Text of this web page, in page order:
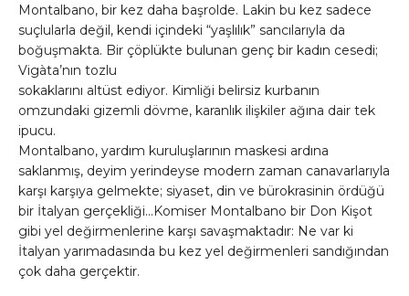
Montalbano, bir kez daha başrolde. Lakin bu kez sadece
suçlularla değil, kendi içindeki “yaşlılık” sancılarıyla da
boğuşmakta. Bir çöplükte bulunan genç bir kadın cesedi;
Vigàta’nın tozlu
sokaklarını altüst ediyor. Kimliği belirsiz kurbanın
omzundaki gizemli dövme, karanlık ilişkiler ağına dair tek
ipucu.
Montalbano, yardım kuruluşlarının maskesi ardına
saklanmış, deyim yerindeyse modern zaman canavarlarıyla
karşı karşıya gelmekte; siyaset, din ve bürokrasinin ördüğü
bir İtalyan gerçekliği…Komiser Montalbano bir Don Kişot
gibi yel değirmenlerine karşı savaşmaktadır: Ne var ki
İtalyan yarımadasında bu kez yel değirmenleri sandığından
çok daha gerçektir.